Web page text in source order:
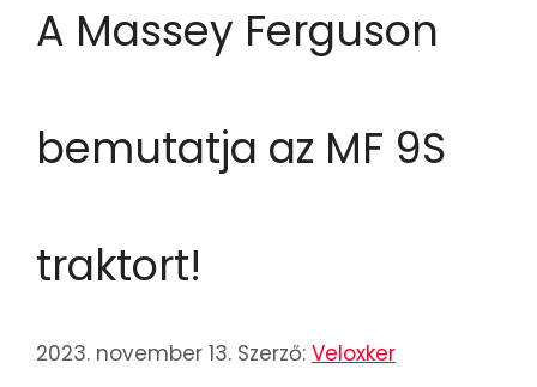
A Massey Ferguson
bemutatja az MF 9S
traktort!
2023. november 13. Szerző: Veloxker